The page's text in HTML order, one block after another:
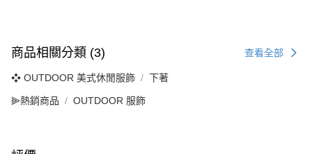
商品相關分類 (3) 查看全部
❖ OUTDOOR 美式休閒服飾 下著
⫸熱銷商品 OUTDOOR 服飾